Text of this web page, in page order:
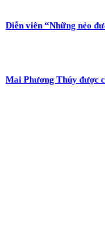
Diễn viên “Những nẻo
Mai Phương Thúy được